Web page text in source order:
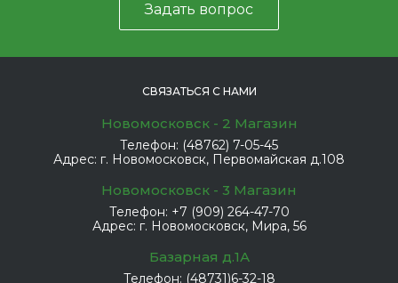
Задать вопрос
СВЯЗАТЬСЯ С НАМИ
Новомосковск - 2 Магазин
Телефон: (48762) 7-05-45
Адрес: г. Новомосковск, Первомайская д.108
Новомосковск - 3 Магазин
Телефон: +7 (909) 264-47-70
Адрес: г. Новомосковск, Мира, 56
Базарная д.1А
Телефон: (48731)6-32-18